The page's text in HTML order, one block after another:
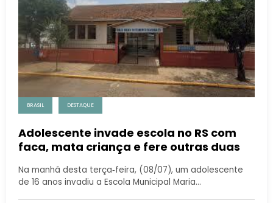
BRASIL DESTAQUE
Adolescente invade escola no RS com
faca, mata criança e fere outras duas
Na manhã desta terça‑feira, (08/07), um adolescente
de 16 anos invadiu a Escola Municipal Maria…